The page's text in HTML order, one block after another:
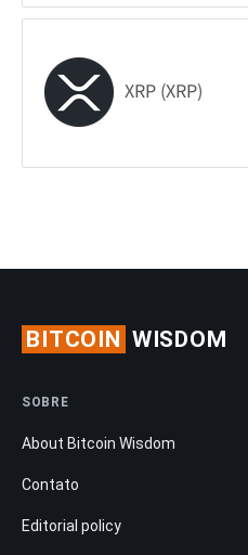
XRP (XRP)
BITCOIN WISDOM
SOBRE
About Bitcoin Wisdom
Contato
Editorial policy